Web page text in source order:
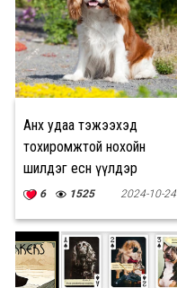
Анх удаа тэжээхэд
тохиромжтой нохойн
шилдэг есөн үүлдэр
6 1525 2024-10-24